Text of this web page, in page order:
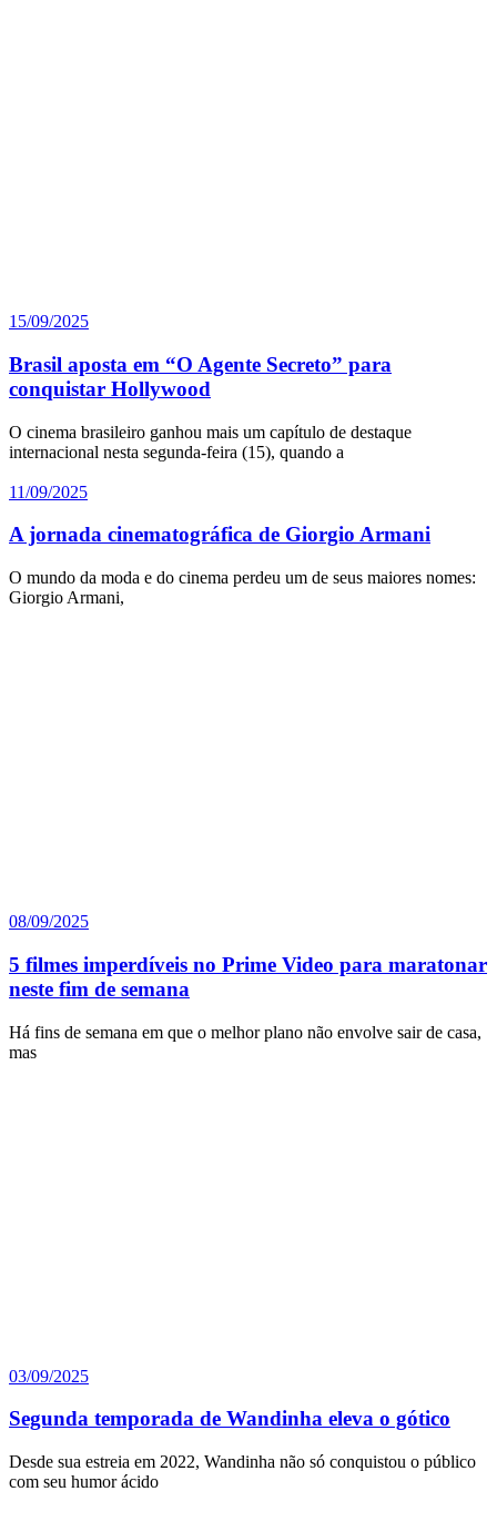
15/09/2025
Brasil aposta em “O Agente Secreto” para
conquistar Hollywood
O cinema brasileiro ganhou mais um capítulo de destaque
internacional nesta segunda-feira (15), quando a
11/09/2025
A jornada cinematográfica de Giorgio Armani
O mundo da moda e do cinema perdeu um de seus maiores nomes:
Giorgio Armani,
08/09/2025
5 filmes imperdíveis no Prime Video para maratonar
neste fim de semana
Há fins de semana em que o melhor plano não envolve sair de casa,
mas
03/09/2025
Segunda temporada de Wandinha eleva o gótico
Desde sua estreia em 2022, Wandinha não só conquistou o público
com seu humor ácido